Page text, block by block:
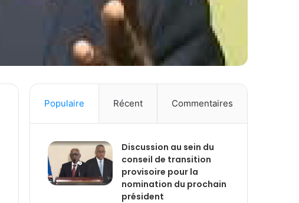
Populaire Récent Commentaires
Discussion au sein du
conseil de transition
provisoire pour la
nomination du prochain
président